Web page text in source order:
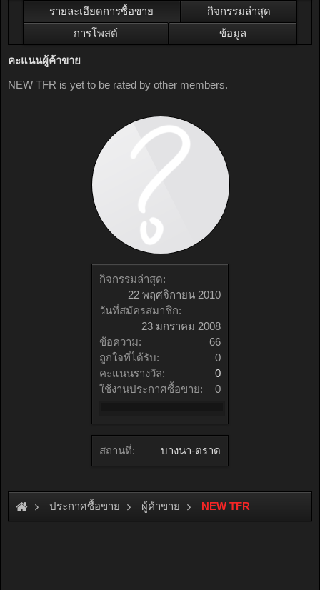
กิจกรรมล่าสุด:
22 พฤศจิกายน 2010
วันที่สมัครสมาชิก:
23 มกราคม 2008
ข้อความ:
66
ถูกใจที่ได้รับ:
0
คะแนนรางวัล:
0
ใช้งานประกาศซื้อขาย:
0
สถานที่: บางนา-ตราด
รายละเอียดการซื้อขาย
กิจกรรมล่าสุด
การโพสต์
ข้อมูล
คะแนนผู้ค้าขาย
NEW TFR is yet to be rated by other members.
ประกาศซื้อขาย ผู้ค้าขาย NEW TFR